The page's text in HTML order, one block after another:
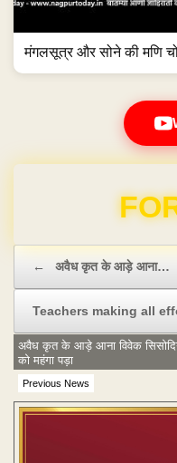
मंगलसूत्र और सोने की मणि
Domain &
← अवैध कृत के आड़े आना…
Teachers making all
Previous News
अवैध कृत के आड़े आना विवेक
को महंगा पड़ा